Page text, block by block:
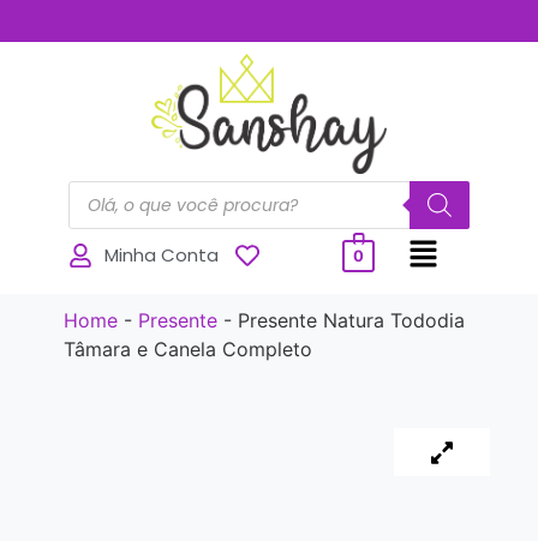
Minha Conta 0
Home- Presente- Presente Natura Tododia
Tâmara e Canela Completo